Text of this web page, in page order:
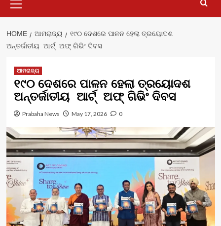
Menu
HOME ଆମରାଜ୍ୟ
୧୯୦ ଦେଶରେ ପାଳନ ହେଲା ତ୍ରୟୋଦଶ
ଅନ୍ତର୍ଜାତୀୟ ଆର୍ଟ୍ ଅଫ୍ ଗିଭିଂ ଦିବସ
ଆମରାଜ୍ୟ
୧୯୦ ଦେଶରେ ପାଳନ ହେଲା ତ୍ରୟୋଦଶ
ଅନ୍ତର୍ଜାତୀୟ ଆର୍ଟ୍ ଅଫ୍ ଗିଭିଂ ଦିବସ
Prabaha News May 17, 2026 0